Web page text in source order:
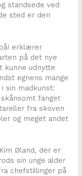
standsede ved
sted er den
erklærer
på det nye
kunne udnytte
egnens mange
sin madkunst:
fanget
fra skoven
og meget andet
Øland, der er
sin unge alder
chefstillinger på